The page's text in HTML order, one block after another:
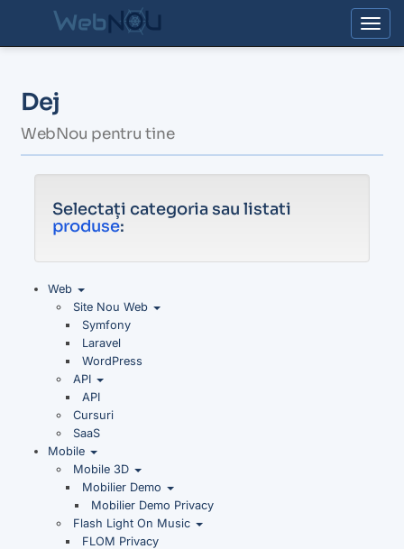
Dej
WebNou pentru tine
Selectați categoria sau listati
produse:
Web
Site Nou Web
Symfony
Laravel
WordPress
API
API
Cursuri
SaaS
Mobile
Mobile 3D
Mobilier Demo
Mobilier Demo Privacy
Flash Light On Music
FLOM Privacy